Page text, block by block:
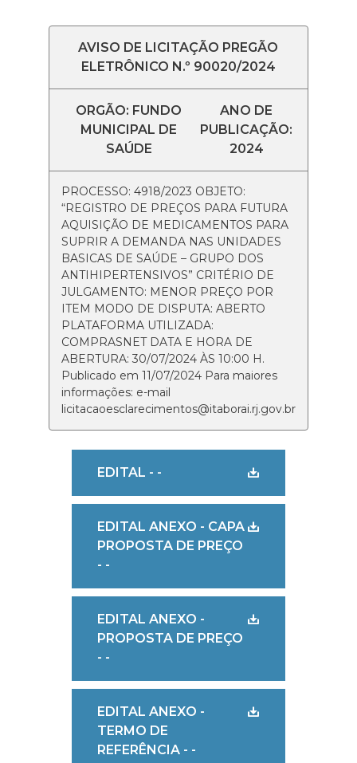
AVISO DE LICITAÇÃO PREGÃO
ELETRÔNICO N.º 90020/2024
ORGÃO: FUNDO
MUNICIPAL DE
SAÚDE
ANO DE
PUBLICAÇÃO:
2024
PROCESSO: 4918/2023 OBJETO:
“REGISTRO DE PREÇOS PARA FUTURA
AQUISIÇÃO DE MEDICAMENTOS PARA
SUPRIR A DEMANDA NAS UNIDADES
BASICAS DE SAÚDE – GRUPO DOS
ANTIHIPERTENSIVOS” CRITÉRIO DE
JULGAMENTO: MENOR PREÇO POR
ITEM MODO DE DISPUTA: ABERTO
PLATAFORMA UTILIZADA:
COMPRASNET DATA E HORA DE
ABERTURA: 30/07/2024 ÀS 10:00 H.
Publicado em 11/07/2024 Para maiores
informações: e-mail
licitacaoesclarecimentos@itaborai.rj.gov.br
EDITAL - -
EDITAL ANEXO - CAPA
PROPOSTA DE PREÇO
- -
EDITAL ANEXO -
PROPOSTA DE PREÇO
- -
EDITAL ANEXO -
TERMO DE
REFERÊNCIA - -